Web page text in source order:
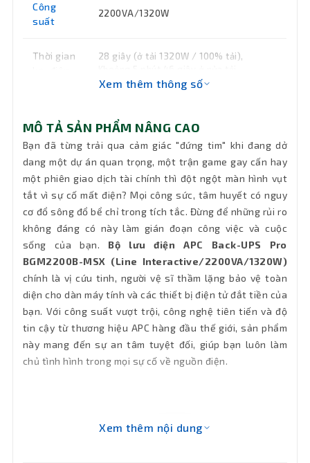
Công
suất
2200VA/1320W
Thời gian
28 giây (ở tải 1320W / 100% tải),
thước
lượng
12.24kg
Bảo hành 36 tháng
Xem thêm thông số
MÔ TẢ SẢN PHẨM NÂNG CAO
Bạn đã từng trải qua cảm giác "đứng tim" khi đang dở
dang một dự án quan trọng, một trận game gay cấn hay
một phiên giao dịch tài chính thì đột ngột màn hình vụt
tắt vì sự cố mất điện? Mọi công sức, tâm huyết có nguy
cơ đổ sông đổ bể chỉ trong tích tắc. Đừng để những rủi ro
không đáng có này làm gián đoạn công việc và cuộc
sống của bạn. Bộ lưu điện APC Back-UPS Pro
BGM2200B-MSX (Line Interactive/2200VA/1320W)
chính là vị cứu tinh, người vệ sĩ thầm lặng bảo vệ toàn
diện cho dàn máy tính và các thiết bị điện tử đắt tiền của
bạn. Với công suất vượt trội, công nghệ tiên tiến và độ
tin cậy từ thương hiệu APC hàng đầu thế giới, sản phẩm
này mang đến sự an tâm tuyệt đối, giúp bạn luôn làm
chủ tình hình trong mọi sự cố về nguồn điện.
Xem thêm nội dung